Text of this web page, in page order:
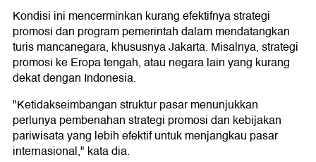
Kondisi ini mencerminkan kurang efektifnya strategi
promosi dan program pemerintah dalam mendatangkan
turis mancanegara, khususnya Jakarta. Misalnya, strategi
promosi ke Eropa tengah, atau negara lain yang kurang
dekat dengan Indonesia.
"Ketidakseimbangan struktur pasar menunjukkan
perlunya pembenahan strategi promosi dan kebijakan
pariwisata yang lebih efektif untuk menjangkau pasar
internasional," kata dia.